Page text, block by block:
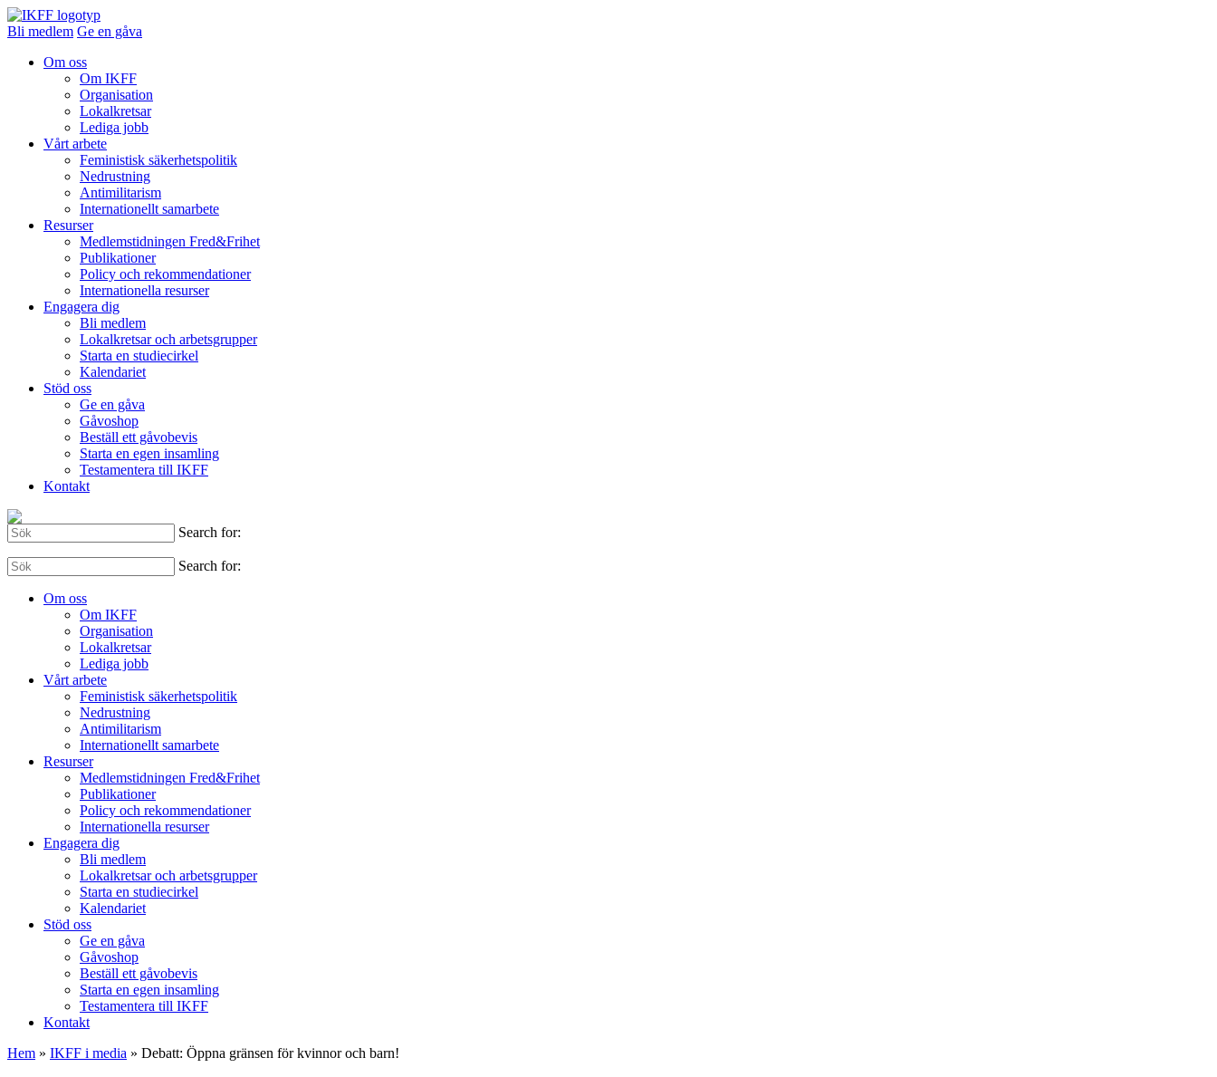
Bli medlem Ge en gåva
Om oss
Om IKFF
Organisation
Lokalkretsar
Lediga jobb
Vårt arbete
Feministisk säkerhetspolitik
Nedrustning
Antimilitarism
Internationellt samarbete
Resurser
Medlemstidningen Fred&Frihet
Publikationer
Policy och rekommendationer
Internationella resurser
Engagera dig
Bli medlem
Lokalkretsar och arbetsgrupper
Starta en studiecirkel
Kalendariet
Stöd oss
Ge en gåva
Gåvoshop
Beställ ett gåvobevis
Starta en egen insamling
Testamentera till IKFF
Kontakt
Search for:
Search for:
Om oss
Om IKFF
Organisation
Lokalkretsar
Lediga jobb
Vårt arbete
Feministisk säkerhetspolitik
Nedrustning
Antimilitarism
Internationellt samarbete
Resurser
Medlemstidningen Fred&Frihet
Publikationer
Policy och rekommendationer
Internationella resurser
Engagera dig
Bli medlem
Lokalkretsar och arbetsgrupper
Starta en studiecirkel
Kalendariet
Stöd oss
Ge en gåva
Gåvoshop
Beställ ett gåvobevis
Starta en egen insamling
Testamentera till IKFF
Kontakt
Hem » IKFF i media » Debatt: Öppna gränsen för kvinnor och barn!